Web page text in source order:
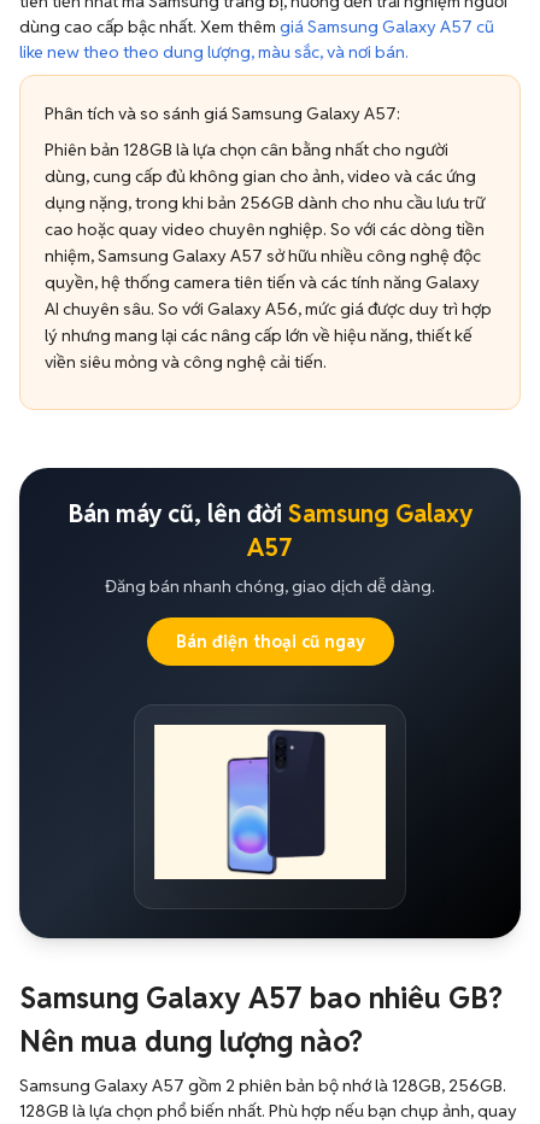
dùng cao cấp bậc nhất. Xem thêm giá Samsung Galaxy A57 cũ
like new theo theo dung lượng, màu sắc, và nơi bán.
Phân tích và so sánh giá Samsung Galaxy A57:
Phiên bản 128GB là lựa chọn cân bằng nhất cho người
dùng, cung cấp đủ không gian cho ảnh, video và các ứng
dụng nặng, trong khi bản 256GB dành cho nhu cầu lưu trữ
cao hoặc quay video chuyên nghiệp. So với các dòng tiền
nhiệm, Samsung Galaxy A57 sở hữu nhiều công nghệ độc
quyền, hệ thống camera tiên tiến và các tính năng Galaxy
AI chuyên sâu. So với Galaxy A56, mức giá được duy trì hợp
lý nhưng mang lại các nâng cấp lớn về hiệu năng, thiết kế
viền siêu mỏng và công nghệ cải tiến.
Bán máy cũ, lên đời Samsung Galaxy
A57
Đăng bán nhanh chóng, giao dịch dễ dàng.
Bán điện thoại cũ ngay
Samsung Galaxy A57 bao nhiêu GB?
Nên mua dung lượng nào?
Samsung Galaxy A57 gồm 2 phiên bản bộ nhớ là 128GB, 256GB.
128GB là lựa chọn phổ biến nhất. Phù hợp nếu bạn chụp ảnh, quay